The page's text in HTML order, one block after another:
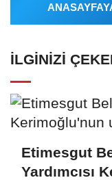
İLGINIZI
Etimesgut
Yardımcısı